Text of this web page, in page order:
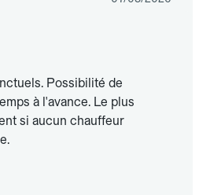
Possibilité de
à l'avance. Le plus
si aucun chauffeur